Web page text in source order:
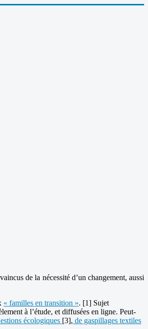
de la nécessité d’un changement, aussi
« familles en transition ». [1] Sujet
à l’étude, et diffusées en ligne. Peut-
écologiques [3], de gaspillages textiles